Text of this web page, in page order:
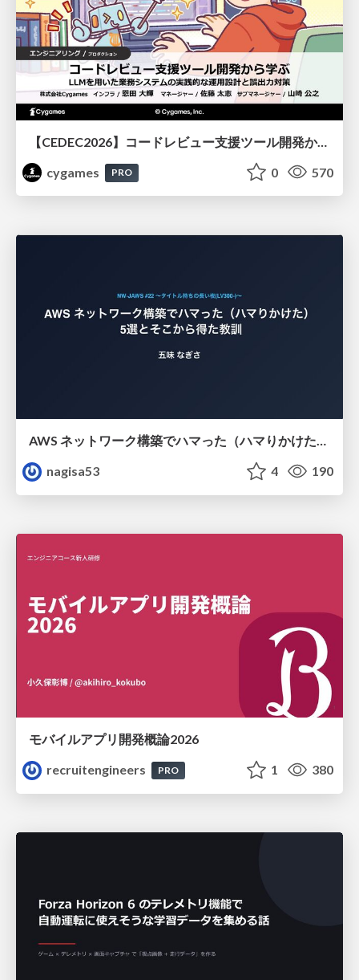
【CEDEC2026】コードレビュー支援ツール開発から学ぶ：LLMを用いた業務システムの実践的な運用設計と誤出力対策
cygames
PRO 0 570
AWS ネットワーク構築でハマった（ハマりかけた） 5選とそこから得た教訓
nagisa53
4 190
モバイルアプリ開発概論2026
recruitengineers
PRO 1 380